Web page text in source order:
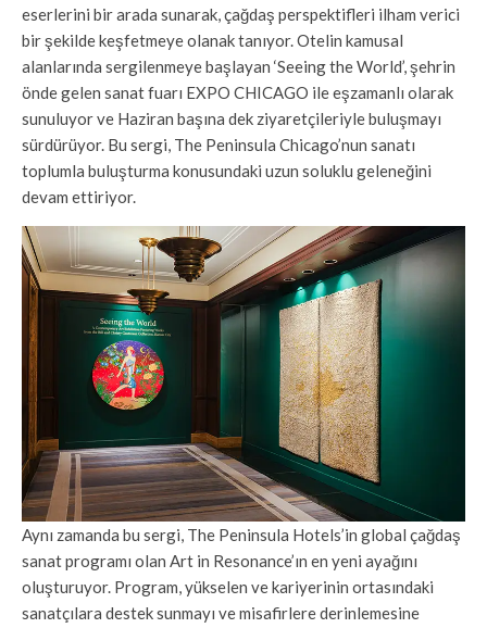
eserlerini bir arada sunarak, çağdaş perspektifleri ilham verici
bir şekilde keşfetmeye olanak tanıyor. Otelin kamusal
alanlarında sergilenmeye başlayan ‘Seeing the World’, şehrin
önde gelen sanat fuarı EXPO CHICAGO ile eşzamanlı olarak
sunuluyor ve Haziran başına dek ziyaretçileriyle buluşmayı
sürdürüyor. Bu sergi, The Peninsula Chicago’nun sanatı
toplumla buluşturma konusundaki uzun soluklu geleneğini
devam ettiriyor.
Aynı zamanda bu sergi, The Peninsula Hotels’in global çağdaş
sanat programı olan Art in Resonance’ın en yeni ayağını
oluşturuyor. Program, yükselen ve kariyerinin ortasındaki
sanatçılara destek sunmayı ve misafirlere derinlemesine